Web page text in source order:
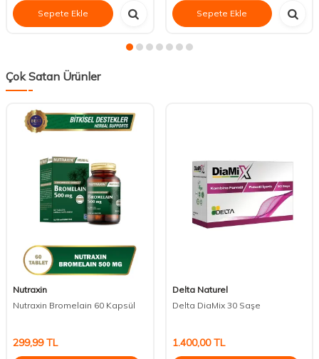
Sepete Ekle Sepete Ekle
Çok Satan Ürünler
Nutraxin
Nutraxin Bromelain 60 Kapsül
299,99TL
Delta Naturel
Delta DiaMix 30 Saşe
1.400,00TL